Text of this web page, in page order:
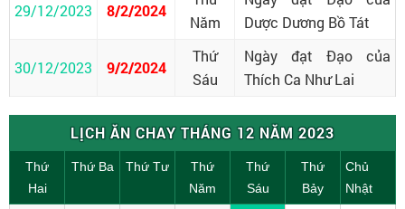
29/12/2023 8/2/2024
Năm
Dược Dương Bồ Tát
30/12/2023 9/2/2024
Thứ
Sáu
Ngày đạt Đạo của
Thích Ca Như Lai
LỊCH ĂN CHAY THÁNG 12 NĂM 2023
Thứ
Hai
Thứ Ba Thứ Tư
Thứ
Năm
Thứ
Sáu
Thứ
Bảy
Chủ
Nhật